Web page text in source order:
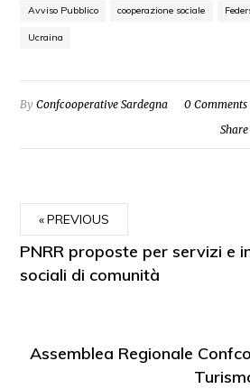
Avviso Pubblico cooperazione sociale
Ucraina
ByConfcooperative Sardegna
0 Comments
Share
PREVIOUS
PNRR proposte per servizi e
sociali di comunità
Assemblea Regionale